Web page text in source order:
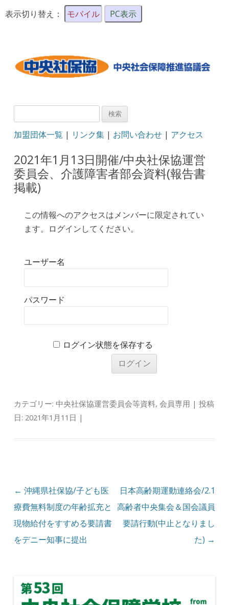
表示切り替え： モバイル PC表示
検
加盟団体一覧 | リンク集 | お問い合わせ | アクセス
2021年1月13日開催/中央社保協運営
委員会、介護障害者部会資料(報告書
掲載)
この情報へのアクセスはメンバーに限定されてい
ます。ログインしてください。
ユーザー名
パスワード
ログイン状態を保存する
カテゴリー:中央社保協運営委員会等資料,会員専用 | 投稿
日: 2021年1月11日 |
投稿ナビゲーション
← 沖縄県社保協/子ども医
療費無料制度の年齢拡充と
現物給付をすすめる要請書
をデニー知事に提出
日本高齢期運動連絡会/2.1
高齢者中央集会＆国会議員
要請行動(中止となりまし
た) →